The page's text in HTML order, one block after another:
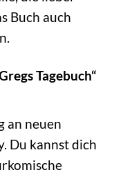
Buch auch
Tagebuch“
an neuen
Du kannst dich